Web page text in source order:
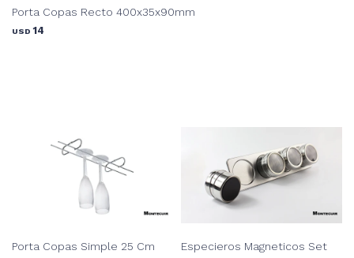
Porta Copas Recto 400x35x90mm
USD 14
Porta Copas Simple 25 Cm
Especieros Magneticos Set